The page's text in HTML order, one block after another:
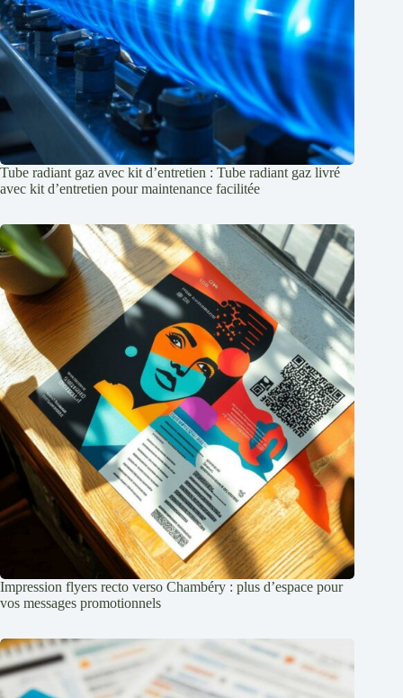
Tube radiant gaz avec kit d’entretien : Tube radiant gaz livré
avec kit d’entretien pour maintenance facilitée
Impression flyers recto verso Chambéry : plus d’espace pour
vos messages promotionnels